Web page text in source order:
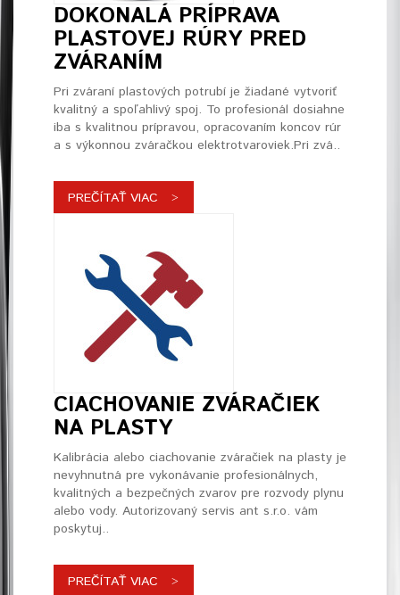
DOKONALÁ PRÍPRAVA
PLASTOVEJ RÚRY PRED
ZVÁRANÍM
Pri zváraní plastových potrubí je žiadané vytvoriť
kvalitný a spoľahlivý spoj. To profesionál dosiahne
iba s kvalitnou prípravou, opracovaním koncov rúr
a s výkonnou zváračkou elektrotvaroviek.Pri zvá..
PREČÍTAŤ VIAC
CIACHOVANIE ZVÁRAČIEK
NA PLASTY
Kalibrácia alebo ciachovanie zváračiek na plasty je
nevyhnutná pre vykonávanie profesionálnych,
kvalitných a bezpečných zvarov pre rozvody plynu
alebo vody. Autorizovaný servis ant s.r.o. vám
poskytuj..
PREČÍTAŤ VIAC